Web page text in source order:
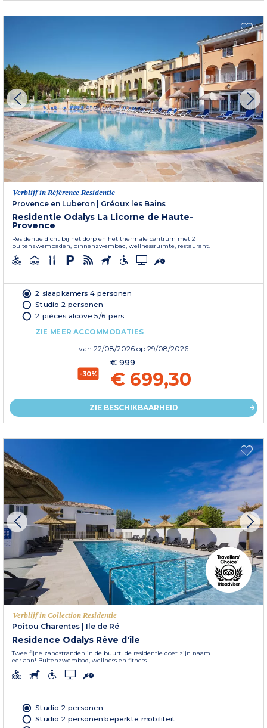
Verblijf in Référence Residentie
Provence en Luberon
Gréoux les Bains
Residentie Odalys La Licorne de Haute-
Provence
Residentie dicht bij het dorp en het thermale centrum met 2
buitenzwembaden, binnenzwembad, wellnessruimte, restaurant.
2 slaapkamers 4 personen
Studio 2 personen
2 pièces alcôve 5/6 pers.
ZIE MEER ACCOMMODATIES
van 22/08/2026 op 29/08/2026
-30%
€ 999
€ 699,30
ZIE BESCHIKBAARHEID
Verblijf in Collection Residentie
Poitou Charentes
Ile de Ré
Residence Odalys Rêve d'île
Twee fijne zandstranden in de buurt...de residentie doet zijn naam
eer aan! Buitenzwembad, wellness en fitness.
Studio 2 personen
Studio 2 personen beperkte mobiliteit